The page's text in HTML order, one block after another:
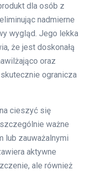
dla osób z
nadmierne
wygląd. Jego lekka
że jest doskonałą
oraz
skutecznie ogranicza
cieszyć się
ważne
lub zauważalnymi
aktywne
ale również